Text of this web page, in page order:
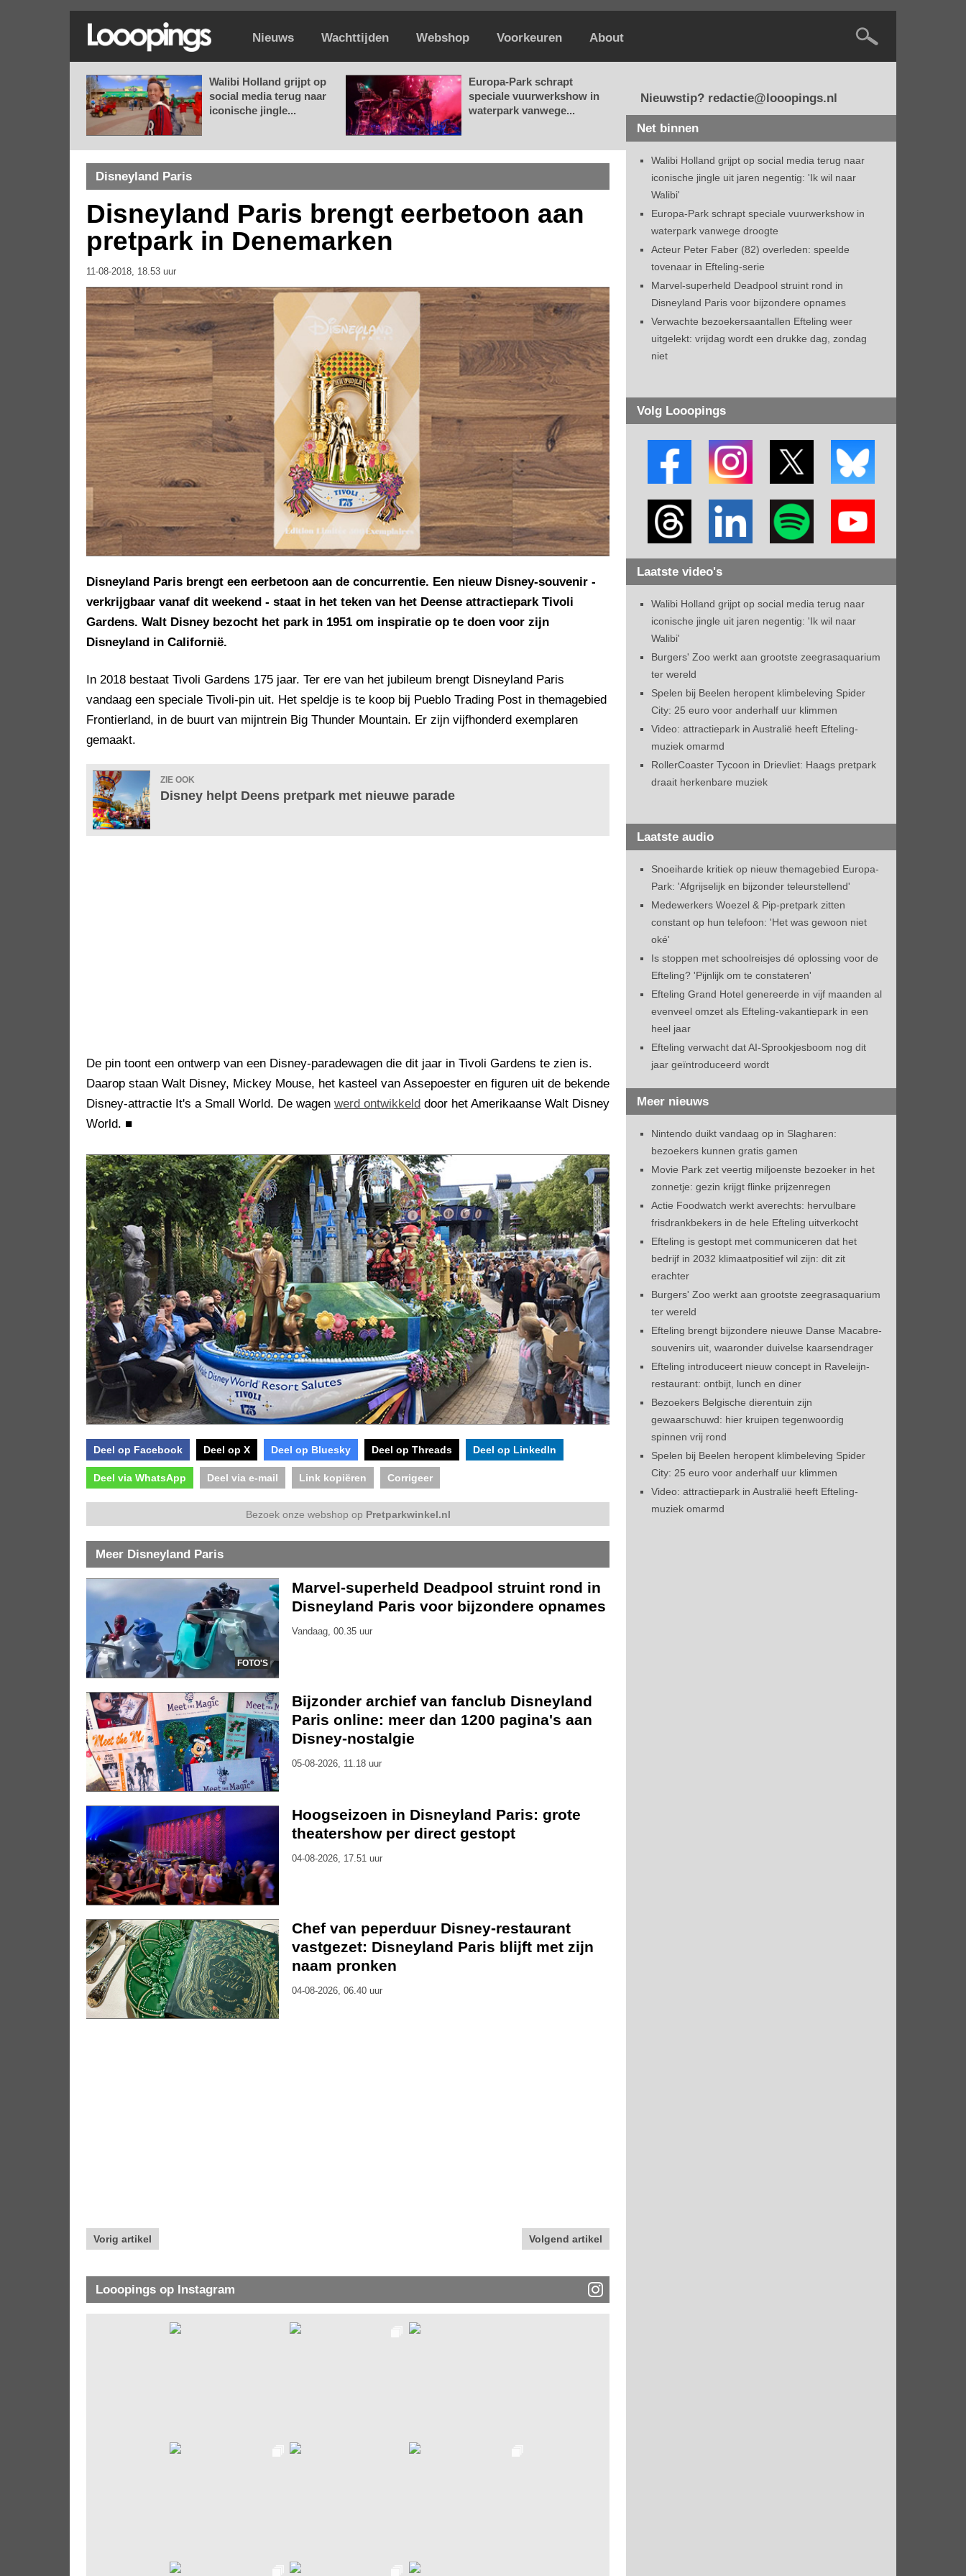
Nieuws Wachttijden Webshop Voorkeuren About
Walibi Holland grijpt op
social media terug naar
iconische jingle...
Europa-Park schrapt
speciale vuurwerkshow in
waterpark vanwege...
Disneyland Paris
Disneyland Paris brengt eerbetoon aan
pretpark in Denemarken
11-08-2018, 18.53 uur
Disneyland Paris brengt een eerbetoon aan de concurrentie. Een nieuw Disney-souvenir -
verkrijgbaar vanaf dit weekend - staat in het teken van het Deense attractiepark Tivoli
Gardens. Walt Disney bezocht het park in 1951 om inspiratie op te doen voor zijn
Disneyland in Californië.
In 2018 bestaat Tivoli Gardens 175 jaar. Ter ere van het jubileum brengt Disneyland Paris
vandaag een speciale Tivoli-pin uit. Het speldje is te koop bij Pueblo Trading Post in themagebied
Frontierland, in de buurt van mijntrein Big Thunder Mountain. Er zijn vijfhonderd exemplaren
gemaakt.
ZIE OOK
Disney helpt Deens pretpark met nieuwe parade
De pin toont een ontwerp van een Disney-paradewagen die dit jaar in Tivoli Gardens te zien is.
Daarop staan Walt Disney, Mickey Mouse, het kasteel van Assepoester en figuren uit de bekende
Disney-attractie It's a Small World. De wagen werd ontwikkeld door het Amerikaanse Walt Disney
World. ■
Deel op Facebook Deel op X Deel op Bluesky Deel op Threads Deel op LinkedIn
Deel via WhatsApp Deel via e-mail Link kopiëren Corrigeer
Bezoek onze webshop op Pretparkwinkel.nl
Meer Disneyland Paris
FOTO'S
Marvel-superheld Deadpool struint rond in
Disneyland Paris voor bijzondere opnames
Vandaag, 00.35 uur
Bijzonder archief van fanclub Disneyland
Paris online: meer dan 1200 pagina's aan
Disney-nostalgie
05-08-2026, 11.18 uur
Hoogseizoen in Disneyland Paris: grote
theatershow per direct gestopt
04-08-2026, 17.51 uur
Chef van peperduur Disney-restaurant
vastgezet: Disneyland Paris blijft met zijn
naam pronken
04-08-2026, 06.40 uur
Vorig artikel Volgend artikel
Looopings op Instagram
Nieuwstip? redactie@looopings.nl
Net binnen
Walibi Holland grijpt op social media terug naar
iconische jingle uit jaren negentig: 'Ik wil naar
Walibi'
Europa-Park schrapt speciale vuurwerkshow in
waterpark vanwege droogte
Acteur Peter Faber (82) overleden: speelde
tovenaar in Efteling-serie
Marvel-superheld Deadpool struint rond in
Disneyland Paris voor bijzondere opnames
Verwachte bezoekersaantallen Efteling weer
uitgelekt: vrijdag wordt een drukke dag, zondag
niet
Volg Looopings
Laatste video's
Walibi Holland grijpt op social media terug naar
iconische jingle uit jaren negentig: 'Ik wil naar
Walibi'
Burgers' Zoo werkt aan grootste zeegrasaquarium
ter wereld
Spelen bij Beelen heropent klimbeleving Spider
City: 25 euro voor anderhalf uur klimmen
Video: attractiepark in Australië heeft Efteling-
muziek omarmd
RollerCoaster Tycoon in Drievliet: Haags pretpark
draait herkenbare muziek
Laatste audio
Snoeiharde kritiek op nieuw themagebied Europa-
Park: 'Afgrijselijk en bijzonder teleurstellend'
Medewerkers Woezel & Pip-pretpark zitten
constant op hun telefoon: 'Het was gewoon niet
oké'
Is stoppen met schoolreisjes dé oplossing voor de
Efteling? 'Pijnlijk om te constateren'
Efteling Grand Hotel genereerde in vijf maanden al
evenveel omzet als Efteling-vakantiepark in een
heel jaar
Efteling verwacht dat AI-Sprookjesboom nog dit
jaar geïntroduceerd wordt
Meer nieuws
Nintendo duikt vandaag op in Slagharen:
bezoekers kunnen gratis gamen
Movie Park zet veertig miljoenste bezoeker in het
zonnetje: gezin krijgt flinke prijzenregen
Actie Foodwatch werkt averechts: hervulbare
frisdrankbekers in de hele Efteling uitverkocht
Efteling is gestopt met communiceren dat het
bedrijf in 2032 klimaatpositief wil zijn: dit zit
erachter
Burgers' Zoo werkt aan grootste zeegrasaquarium
ter wereld
Efteling brengt bijzondere nieuwe Danse Macabre-
souvenirs uit, waaronder duivelse kaarsendrager
Efteling introduceert nieuw concept in Raveleijn-
restaurant: ontbijt, lunch en diner
Bezoekers Belgische dierentuin zijn
gewaarschuwd: hier kruipen tegenwoordig
spinnen vrij rond
Spelen bij Beelen heropent klimbeleving Spider
City: 25 euro voor anderhalf uur klimmen
Video: attractiepark in Australië heeft Efteling-
muziek omarmd